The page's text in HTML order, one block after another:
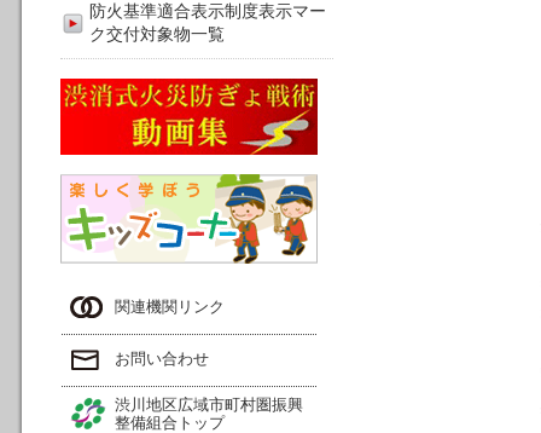
防火基準適合表示制度表示マー
ク交付対象物一覧
関連機関リンク
お問い合わせ
渋川地区広域市町村圏振興
整備組合トップ